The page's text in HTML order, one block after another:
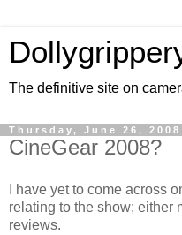
The definitive site on
Thursday, June 26, 2008
CineGear 2008?
I have yet to come across
relating to the show; either
reviews.